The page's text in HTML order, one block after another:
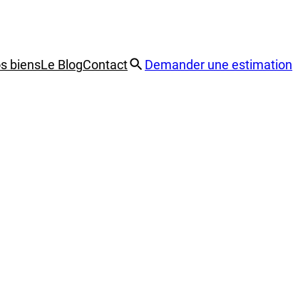
biensLe BlogContact Demander une estimation